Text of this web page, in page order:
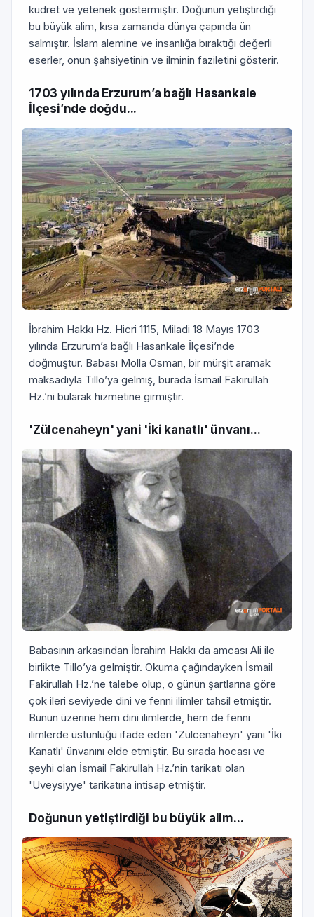
kudret ve yetenek göstermiştir. Doğunun yetiştirdiği
bu büyük alim, kısa zamanda dünya çapında ün
salmıştır. İslam alemine ve insanlığa bıraktığı değerli
eserler, onun şahsiyetinin ve ilminin faziletini gösterir.
1703 yılında Erzurum’a bağlı Hasankale
İlçesi’nde doğdu...
İbrahim Hakkı Hz. Hicri 1115, Miladi 18 Mayıs 1703
yılında Erzurum’a bağlı Hasankale İlçesi’nde
doğmuştur. Babası Molla Osman, bir mürşit aramak
maksadıyla Tillo’ya gelmiş, burada İsmail Fakirullah
Hz.’ni bularak hizmetine girmiştir.
'Zülcenaheyn' yani 'İki kanatlı' ünvanı...
Babasının arkasından İbrahim Hakkı da amcası Ali ile
birlikte Tillo’ya gelmiştir. Okuma çağındayken İsmail
Fakirullah Hz.’ne talebe olup, o günün şartlarına göre
çok ileri seviyede dini ve fenni ilimler tahsil etmiştir.
Bunun üzerine hem dini ilimlerde, hem de fenni
ilimlerde üstünlüğü ifade eden 'Zülcenaheyn' yani 'İki
Kanatlı' ünvanını elde etmiştir. Bu sırada hocası ve
şeyhi olan İsmail Fakirullah Hz.’nin tarikatı olan
'Uveysiyye' tarikatına intisap etmiştir.
Doğunun yetiştirdiği bu büyük alim...